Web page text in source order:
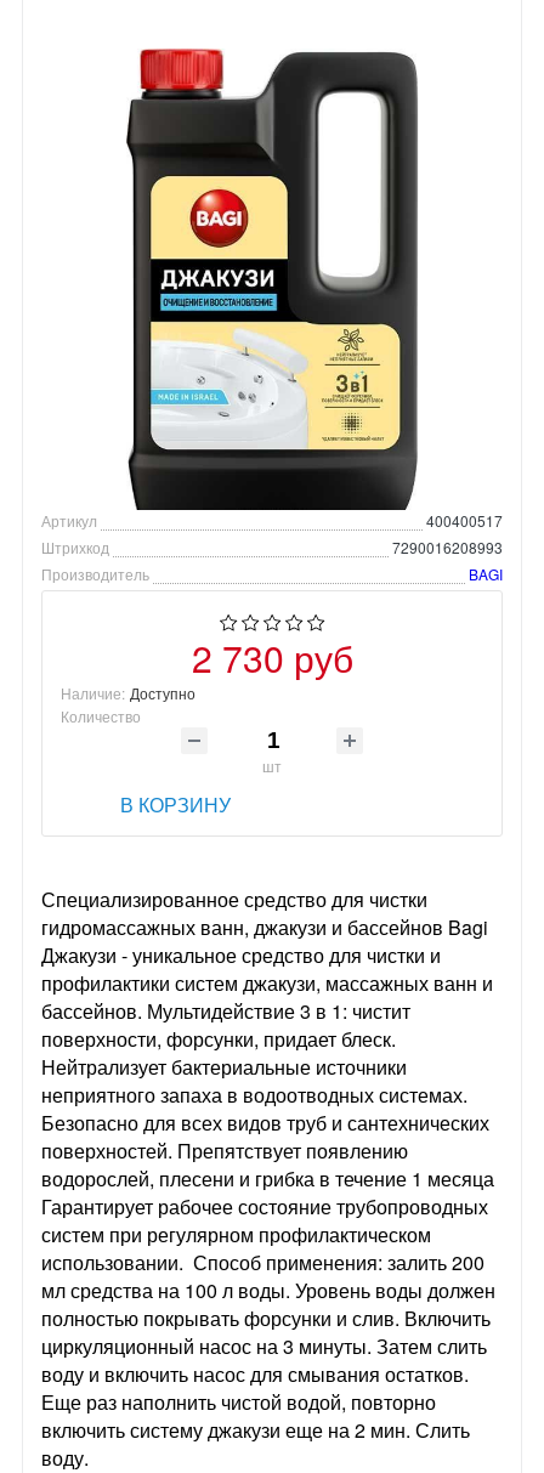
Артикул
400400517
Штрихкод
7290016208993
Производитель
BAGI
2 730 руб
Наличие: Доступно
Количество
шт
В КОРЗИНУ
Специализированное средство для чистки
гидромассажных ванн, джакузи и бассейнов Bagi
Джакузи - уникальное средство для чистки и
профилактики систем джакузи, массажных ванн и
бассейнов. Мультидействие 3 в 1: чистит
поверхности, форсунки, придает блеск.
Нейтрализует бактериальные источники
неприятного запаха в водоотводных системах.
Безопасно для всех видов труб и сантехнических
поверхностей. Препятствует появлению
водорослей, плесени и грибка в течение 1 месяца
Гарантирует рабочее состояние трубопроводных
систем при регулярном профилактическом
использовании. Способ применения: залить 200
мл средства на 100 л воды. Уровень воды должен
полностью покрывать форсунки и слив. Включить
циркуляционный насос на 3 минуты. Затем слить
воду и включить насос для смывания остатков.
Еще раз наполнить чистой водой, повторно
включить систему джакузи еще на 2 мин. Слить
воду.